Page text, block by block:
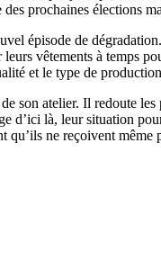
prochaines élections
épisode de
vêtements à temps
et le type de
son atelier. Il redoute
d’ici là, leur situation
ne reçoivent même